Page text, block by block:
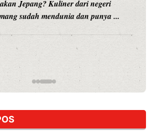
Jepang? Kuliner dari negeri
sudah mendunia dan punya ...